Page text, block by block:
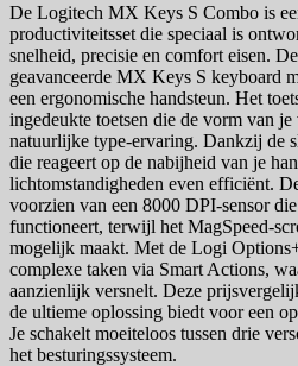
De Logitech MX Keys S Combo is
productiviteitsset die speciaal is
snelheid, precisie en comfort eisen.
geavanceerde MX Keys S keyboard
een ergonomische handsteun. Het
ingedeukte toetsen die de vorm van
natuurlijke type-ervaring. Dankzij de
die reageert op de nabijheid van je
lichtomstandigheden even efficiënt.
voorzien van een 8000 DPI-sensor
functioneert, terwijl het MagSpeed-
mogelijk maakt. Met de Logi
complexe taken via Smart Actions,
aanzienlijk versnelt. Deze
de ultieme oplossing biedt voor een
Je schakelt moeiteloos tussen drie
het besturingssysteem.